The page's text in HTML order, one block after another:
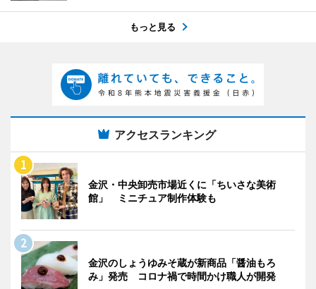
もっと見る
アクセスランキング
金沢・中央卸売市場近くに「ちいさな美術
館」 ミニチュア制作体験も
金沢のしょうゆみそ蔵が新商品「醤油もろ
み」発売 コロナ禍で時間かけ職人が開発